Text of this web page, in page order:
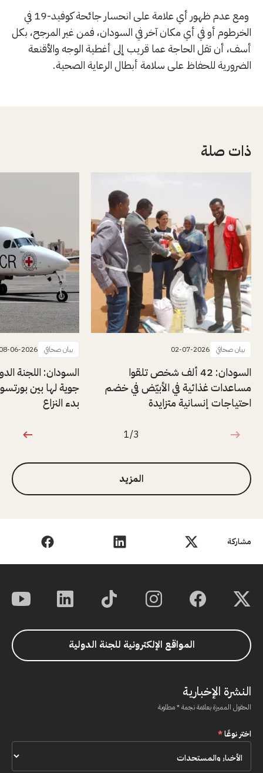
مشاركة
ومع عدم ظهور أي علامة على انحسار جائحة كوفيد-19 في
الخرطوم أو في أي مكان آخر في السودان، فمن غير المرجح، بكل
أسف، أن تقل الحاجة عما قريب إلى أغطية الوجه والأقنعة
الضرورية للحفاظ على سلامة أبطال الرعاية الصحية.
ذات صلة
بيان صحافي 02-07-2026
السودان: 42 ألف شخص تلقوا
مساعدات غذائية في الأبيّض في خضم
احتياجات إنسانية متزايدة
بيان صحافي 06-2026
السودان: اللجنة
جوية لها بين
بدء النزاع
1 من 3
1/3
المزيد
المواقع الإلكترونية للجنة الدولية
النشرة الإخبارية
الحقول المميزة بعلامة نجمة * مطلوبة
اختر نوعًا*